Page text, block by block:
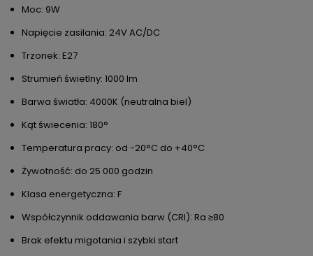
Moc: 9W
Napięcie zasilania: 24V AC/DC
Trzonek: E27
Strumień świetlny: 1000 lm
Barwa światła: 4000K (neutralna biel)
Kąt świecenia: 180°
Temperatura pracy: od -20°C do +40°C
Żywotność: do 25 000 godzin
Klasa energetyczna: F
Współczynnik oddawania barw (CRI): Ra ≥80
Brak efektu migotania i szybki start